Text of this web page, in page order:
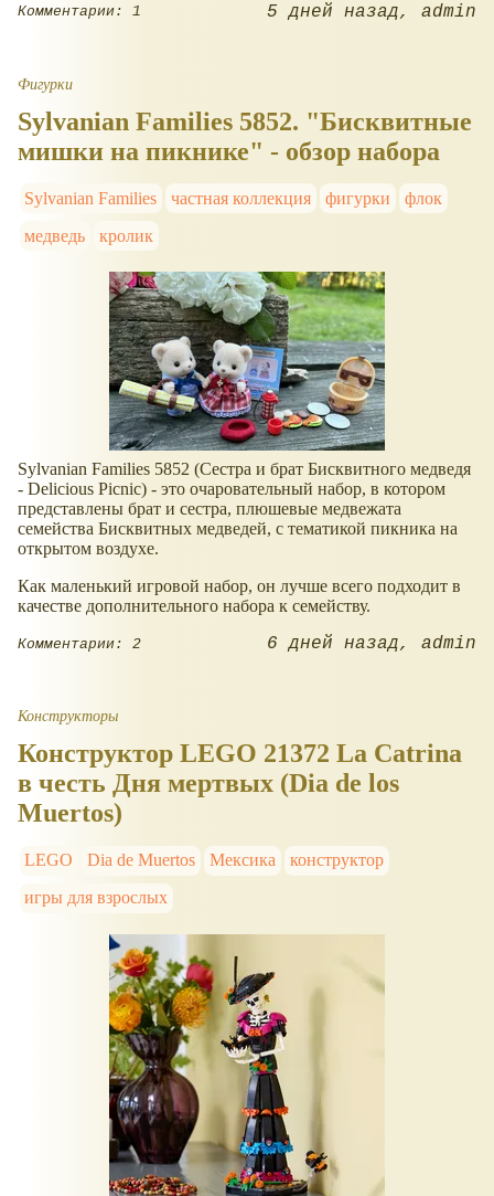
Комментарии: 1 5 дней назад admin
Фигурки
Sylvanian Families 5852. "Бисквитные
мишки на пикнике" - обзор набора
Sylvanian Families частная коллекция фигурки
флок
медведь
кролик
Sylvanian Families 5852 (Сестра и брат Бисквитного медведя
- Delicious Picnic) - это очаровательный набор, в котором
представлены брат и сестра, плюшевые медвежата
семейства Бисквитных медведей, с тематикой пикника на
открытом воздухе.
Как маленький игровой набор, он лучше всего подходит в
качестве дополнительного набора к семейству.
Комментарии: 2 6 дней назад admin
Конструкторы
Конструктор LEGO 21372 La Catrina
в честь Дня мертвых (Dia de los
Muertos)
LEGO Dia de Muertos Мексика
конструктор
игры для взрослых